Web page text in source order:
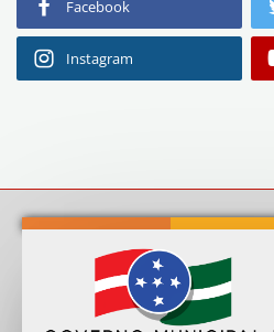
4ciapmbgr2022@gmail.com
24 horas
Facebook
Instagram